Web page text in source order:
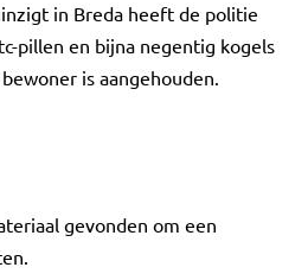
in Breda heeft de politie
pillen en bijna negentig kogels
is aangehouden.
gevonden om een